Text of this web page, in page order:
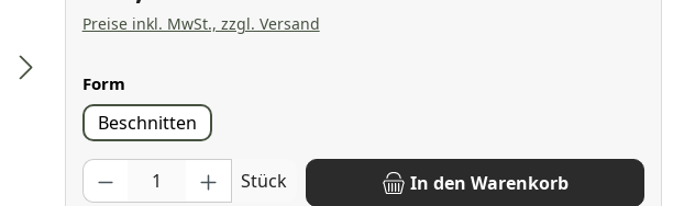
Preise inkl. MwSt., zzgl. Versand
Formauswählen
Beschnitten
Produkt Anzahl: Gib den gewünschten Wert ein oder benutze die Schaltflächen
Stück In den Warenkorb